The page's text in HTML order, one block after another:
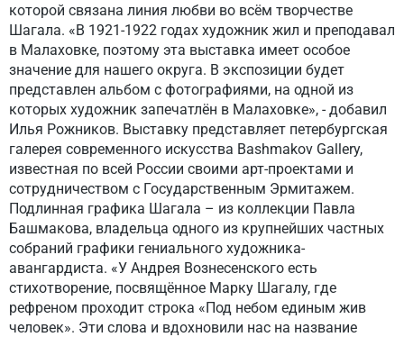
которой связана линия любви во всём творчестве
Шагала. «В 1921-1922 годах художник жил и преподавал
в Малаховке, поэтому эта выставка имеет особое
значение для нашего округа. В экспозиции будет
представлен альбом с фотографиями, на одной из
которых художник запечатлён в Малаховке», - добавил
Илья Рожников. Выставку представляет петербургская
галерея современного искусства Bashmakov Gallery,
известная по всей России своими арт-проектами и
сотрудничеством с Государственным Эрмитажем.
Подлинная графика Шагала – из коллекции Павла
Башмакова, владельца одного из крупнейших частных
собраний графики гениального художника-
авангардиста. «У Андрея Вознесенского есть
стихотворение, посвящённое Марку Шагалу, где
рефреном проходит строка «Под небом единым жив
человек». Эти слова и вдохновили нас на название